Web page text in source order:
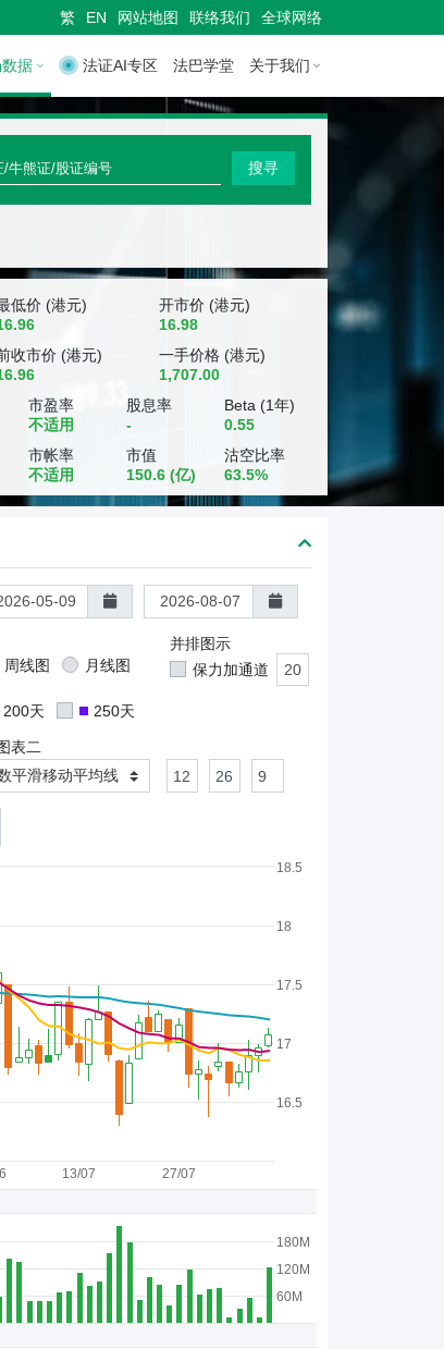
繁 EN 网站地图 联络我们 全球网络
据 法证AI专区 法巴学堂 关于我们
搜寻
低价 (港元)
开市价 (港元)
16.98
收市价 (港元)
一手价格 (港元)
1,707.00
市盈率
不适用
股息率
-
Beta (1年)
0.55
市帐率
不适用
市值
150.6(亿)
沽空比率
63.5%
周线图 月线图
并排图示
保力加通道
200天 250天
表二
平滑移动平均线
13/07 27/07
16.5
17
17.5
18
18.5
60M
120M
180M